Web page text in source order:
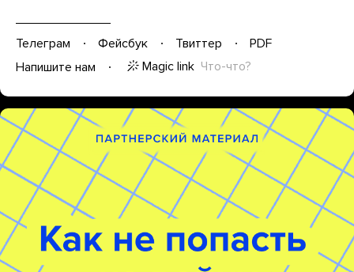
Телеграм Фейсбук Твиттер
PDF
Напишите нам
Magic link Что-что?